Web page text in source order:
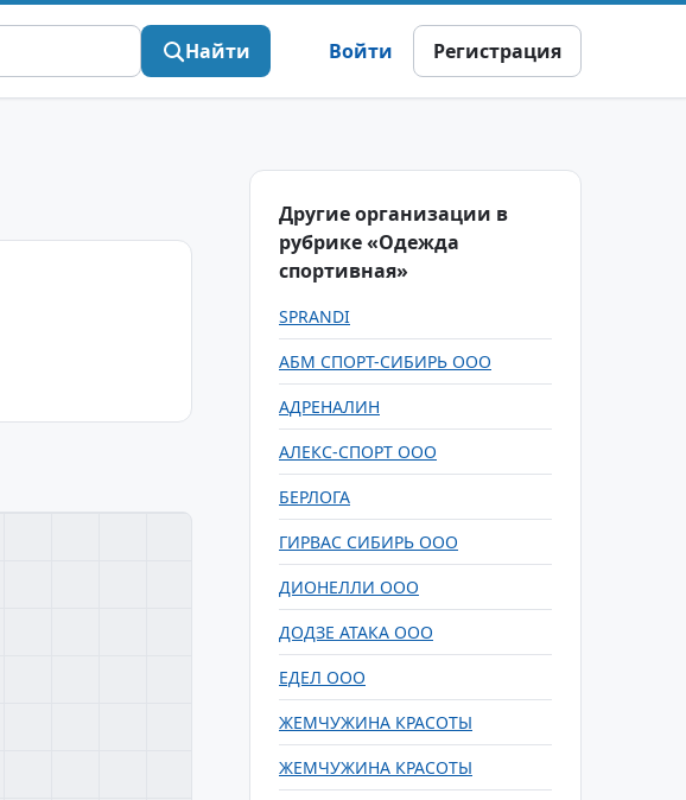
Найти Войти Регистрация
Другие организации в
рубрике «Одежда
спортивная»
SPRANDI
АБМ СПОРТ-СИБИРЬ ООО
АДРЕНАЛИН
АЛЕКС-СПОРТ ООО
БЕРЛОГА
ГИРВАС СИБИРЬ ООО
ДИОНЕЛЛИ ООО
ДОДЗЕ АТАКА ООО
ЕДЕЛ ООО
ЖЕМЧУЖИНА КРАСОТЫ
ЖЕМЧУЖИНА КРАСОТЫ